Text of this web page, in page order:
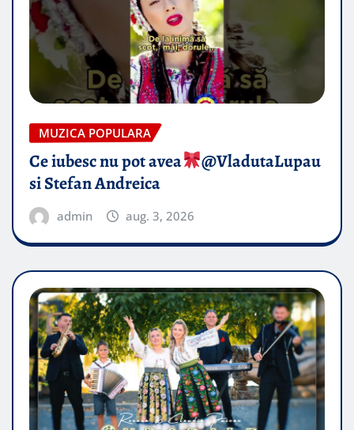
MUZICA POPULARA
Ce iubesc nu pot avea
​@VladutaLupau
si Stefan Andreica
admin aug. 3, 2026